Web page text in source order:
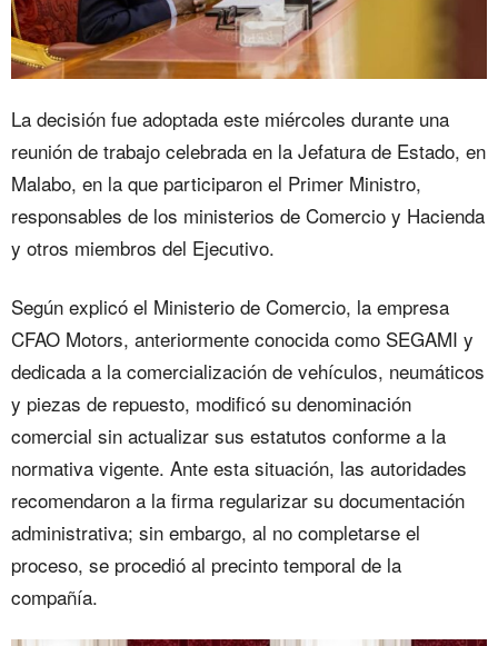
La decisión fue adoptada este miércoles durante una
reunión de trabajo celebrada en la Jefatura de Estado, en
Malabo, en la que participaron el Primer Ministro,
responsables de los ministerios de Comercio y Hacienda
y otros miembros del Ejecutivo.
Según explicó el Ministerio de Comercio, la empresa
CFAO Motors, anteriormente conocida como SEGAMI y
dedicada a la comercialización de vehículos, neumáticos
y piezas de repuesto, modificó su denominación
comercial sin actualizar sus estatutos conforme a la
normativa vigente. Ante esta situación, las autoridades
recomendaron a la firma regularizar su documentación
administrativa; sin embargo, al no completarse el
proceso, se procedió al precinto temporal de la
compañía.